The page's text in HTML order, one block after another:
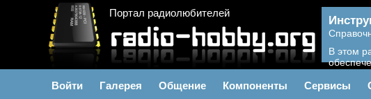
Портал радиолюбителей
В этом
Войти Галерея Общение Компоненты Сервисы